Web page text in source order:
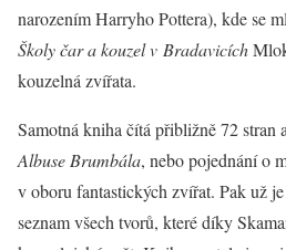
narozením Harryho Pottera), kde se
Školy čar a kouzel v Bradavicích
kouzelná zvířata.
Samotná kniha čítá přibližně 72 stran
Albuse Brumbála, nebo pojednání o
v oboru fantastických zvířat. Pak už
seznam všech tvorů, které díky